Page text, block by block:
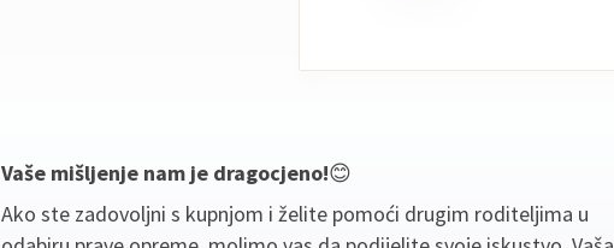
Vaše mišljenje nam je dragocjeno!😊
Ako ste zadovoljni s kupnjom i želite pomoći drugim roditeljima u